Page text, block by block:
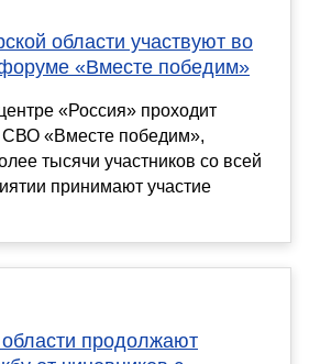
области участвуют во
«Вместе победим»
«Россия» проходит
«Вместе победим»,
тысячи участников со всей
принимают участие
продолжают